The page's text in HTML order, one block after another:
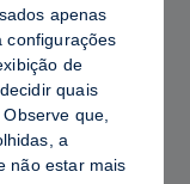
​​apenas
configurações
de
quais
que,
a
não estar mais